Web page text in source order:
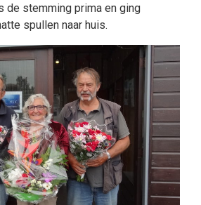
de stemming prima en ging
spullen naar huis.